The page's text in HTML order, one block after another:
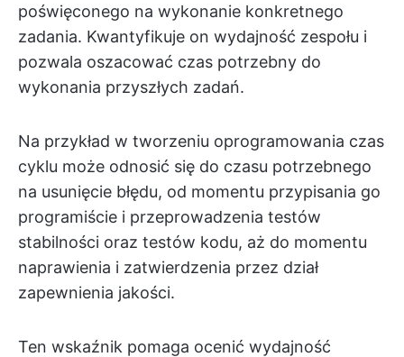
poświęconego na wykonanie konkretnego
zadania. Kwantyfikuje on wydajność zespołu i
pozwala oszacować czas potrzebny do
wykonania przyszłych zadań.
Na przykład w tworzeniu oprogramowania czas
cyklu może odnosić się do czasu potrzebnego
na usunięcie błędu, od momentu przypisania go
programiście i przeprowadzenia testów
stabilności oraz testów kodu, aż do momentu
naprawienia i zatwierdzenia przez dział
zapewnienia jakości.
Ten wskaźnik pomaga ocenić wydajność